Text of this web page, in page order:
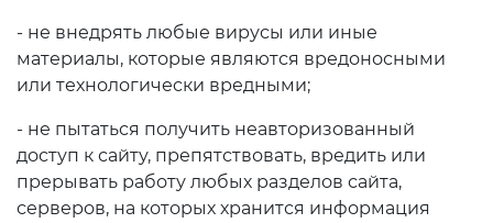
Прием в 1 класс
Электронный аттестат
Электронная библиотека
Единая электронная
система
- не внедрять любые вирусы или иные
материалы, которые являются вредоносными
или технологически вредными;
- не пытаться получить неавторизованный
доступ к сайту, препятствовать, вредить или
прерывать работу любых разделов сайта,
серверов, на которых хранится информация